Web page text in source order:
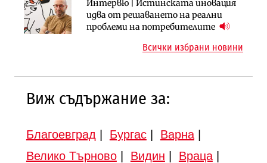
Интервю | Истинската иновация
идва от решаването на реални
проблеми на потребителите
АПИ възложи промяната на
парцеларния план за
Вторият мост над Варненското
езеро става част от бъдещата
Всички избрани новини
Виж съдържание за:
Благоевград Бургас| Варна|
Велико Търново| Видин Враца|